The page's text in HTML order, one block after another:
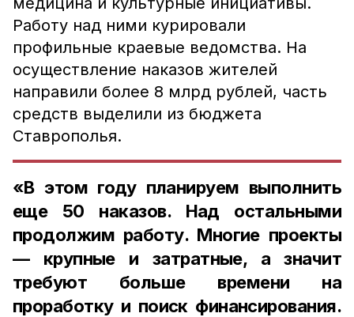
Работу над ними курировали
профильные краевые ведомства. На
осуществление наказов жителей
направили более 8 млрд рублей, часть
средств выделили из бюджета
Ставрополья.
«В этом году планируем выполнить
еще 50 наказов. Над остальными
продолжим работу. Многие проекты
— крупные и затратные, а значит
требуют больше времени на
проработку и поиск финансирования.